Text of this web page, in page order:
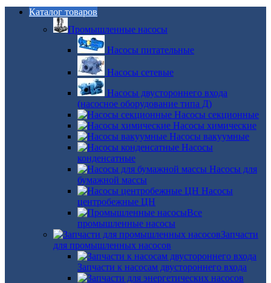
Каталог товаров
Промышленные насосы
Насосы питательные
Насосы сетевые
Насосы двустороннего входа
(насосное оборудование типа Д)
Насосы секционные
Насосы химические
Насосы вакуумные
Насосы
конденсатные
Насосы для
бумажной массы
Насосы
центробежные ЦН
Все
промышленные насосы
Запчасти
для промышленных насосов
Запчасти к насосам двустороннего входа